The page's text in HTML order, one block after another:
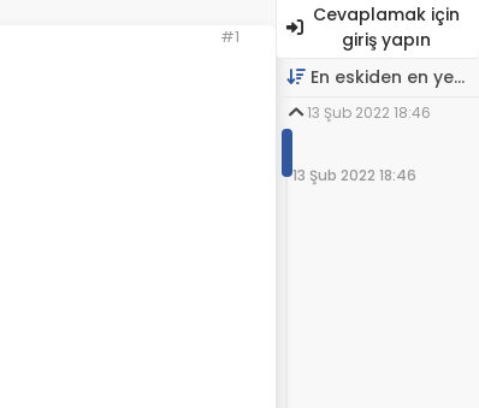
#1
Cevaplamak için
giriş yapın
En eskiden en yeniye
13 Şub 2022 18:46
13 Şub 2022 18:46